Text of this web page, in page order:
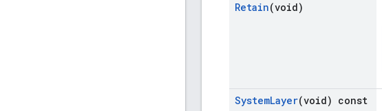
Retain(void)
SystemLayer(void) const